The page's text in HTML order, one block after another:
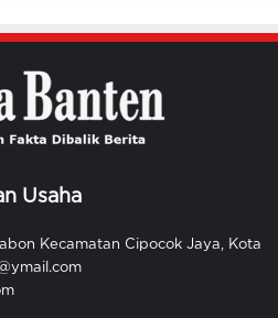
Usaha
Kecamatan Cipocok Jaya, Kota